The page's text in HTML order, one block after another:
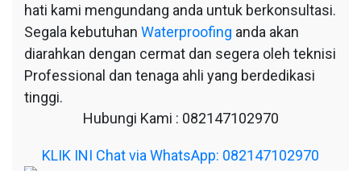
hati kami mengundang anda untuk berkonsultasi.
Segala kebutuhan Waterproofing anda akan
diarahkan dengan cermat dan segera oleh teknisi
Professional dan tenaga ahli yang berdedikasi
tinggi.
Hubungi Kami : 082147102970
KLIK INI Chat via WhatsApp: 082147102970